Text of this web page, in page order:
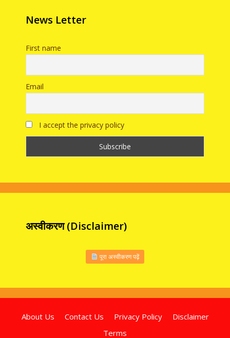
News Letter
First name
Email
I accept the privacy policy
अस्वीकरण (Disclaimer)
पूरा अस्वीकरण पढ़ें
About Us Contact Us Privacy Policy
Disclaimer
Terms